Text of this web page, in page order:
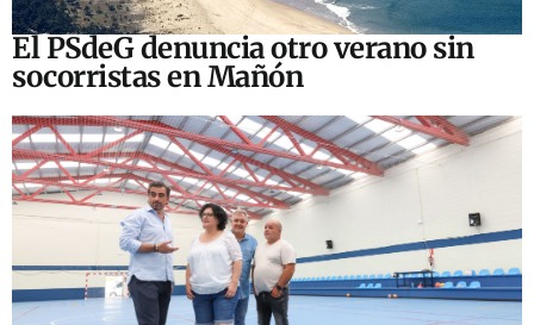
El PSdeG denuncia otro verano sin
socorristas en Mañón